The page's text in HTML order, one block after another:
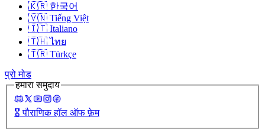
🇰🇷 한국어
🇻🇳 Tiếng Việt
🇮🇹 Italiano
🇹🇭 ไทย
🇹🇷 Türkçe
प्रो मोड
हमारा समुदाय
🎖️पौराणिक हॉल ऑफ फ़ेम